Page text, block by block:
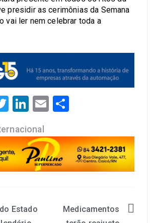
presidir as cerimônias da Semana
vai ler nem celebrar toda a
Twitter
LinkedIn
Email
Estado
Medicamentos